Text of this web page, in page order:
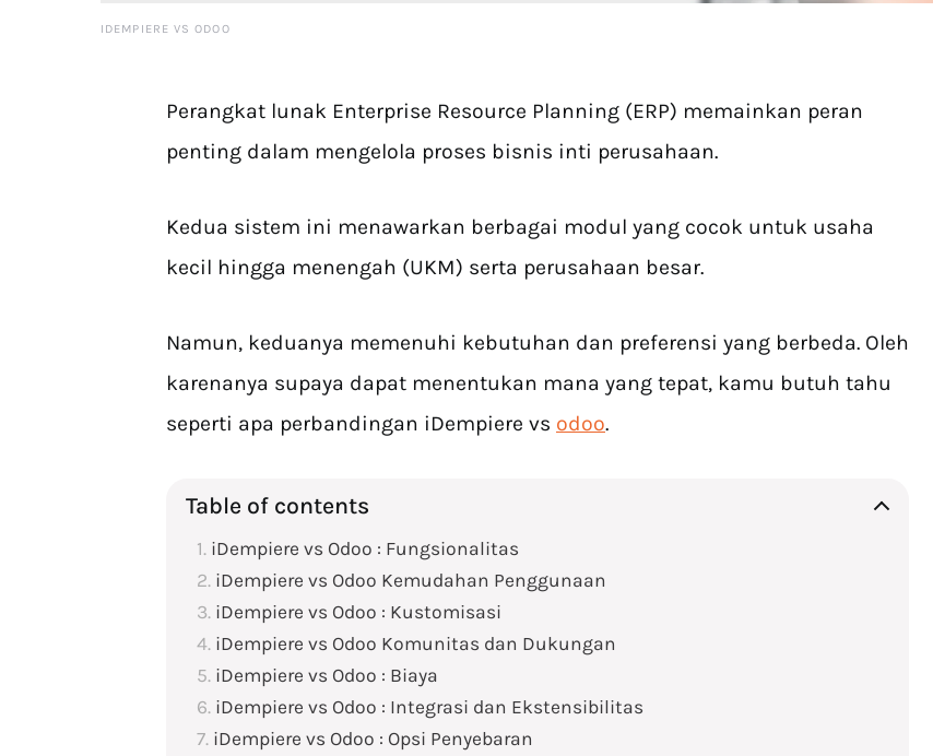
IDEMPIERE VS ODOO
Perangkat lunak Enterprise Resource Planning (ERP) memainkan peran
penting dalam mengelola proses bisnis inti perusahaan.
Kedua sistem ini menawarkan berbagai modul yang cocok untuk usaha
kecil hingga menengah (UKM) serta perusahaan besar.
Namun, keduanya memenuhi kebutuhan dan preferensi yang berbeda. Oleh
karenanya supaya dapat menentukan mana yang tepat, kamu butuh tahu
seperti apa perbandingan iDempiere vs odoo.
Table of contents
iDempiere vs Odoo : Fungsionalitas
iDempiere vs Odoo Kemudahan Penggunaan
iDempiere vs Odoo : Kustomisasi
iDempiere vs Odoo Komunitas dan Dukungan
iDempiere vs Odoo : Biaya
iDempiere vs Odoo : Integrasi dan Ekstensibilitas
iDempiere vs Odoo : Opsi Penyebaran